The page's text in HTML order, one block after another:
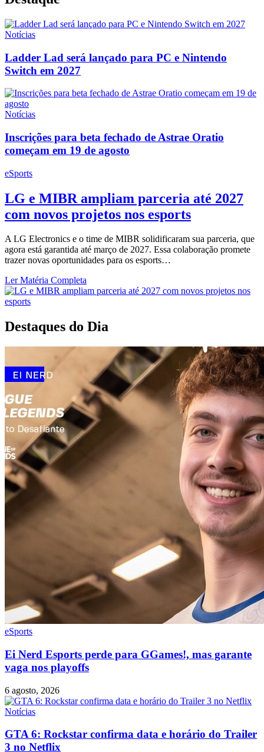
Notícias
Ladder Lad será lançado para PC e Nintendo
Switch em 2027
Notícias
Inscrições para beta fechado de Astrae Oratio
começam em 19 de agosto
eSports
LG e MIBR ampliam parceria até 2027
com novos projetos nos esports
A LG Electronics e o time de MIBR solidificaram sua parceria, que
agora está garantida até março de 2027. Essa colaboração promete
trazer novas oportunidades para os esports…
Ler Matéria Completa
Destaques do Dia
eSports
Ei Nerd Esports perde para GGames!, mas garante
vaga nos playoffs
6 agosto, 2026
Notícias
GTA 6: Rockstar confirma data e horário do Trailer
3 no Netflix